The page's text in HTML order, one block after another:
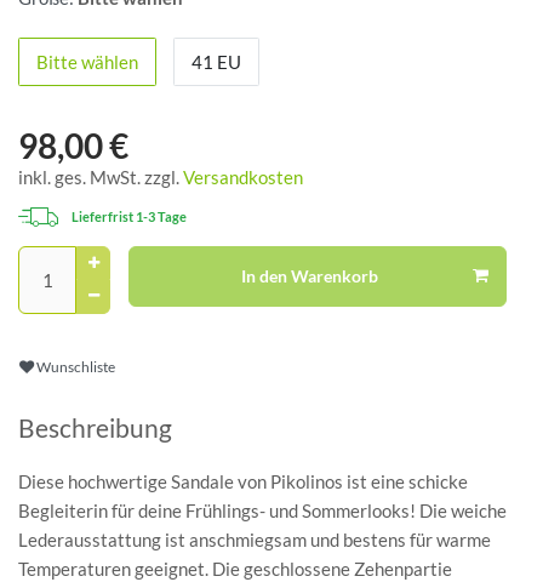
Bitte wählen 41 EU
98,00 €
inkl. ges. MwSt. zzgl.Versandkosten
Lieferfrist 1-3 Tage
In den Warenkorb
Wunschliste
Beschreibung
Diese hochwertige Sandale von Pikolinos ist eine schicke
Begleiterin für deine Frühlings- und Sommerlooks! Die weiche
Lederausstattung ist anschmiegsam und bestens für warme
Temperaturen geeignet. Die geschlossene Zehenpartie